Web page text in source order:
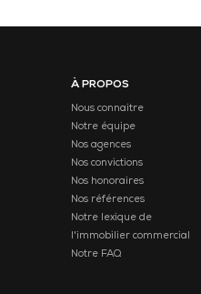
À PROPOS
Nous connaitre
Notre équipe
Nos agences
Nos convictions
Nos honoraires
Nos références
Notre lexique de
l'immobilier commercial
Notre FAQ